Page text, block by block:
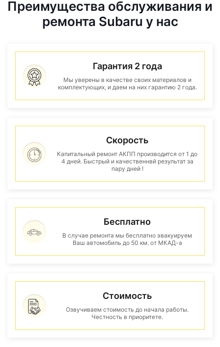
Преимущества обслуживания и
ремонта Subaru у нас
Гарантия 2 года
Мы уверены в качестве своих материалов и
комплектующих, и даем на них гарантию 2 года.
Скорость
Капитальный ремонт АКПП производится от 1 до
4 дней. Быстрый и качественнвй результат за
пару дней !
Бесплатно
В случае ремонта мы бесплатно эвакуируем
Ваш автомобиль до 50 км. от МКАД-а
Стоимость
Озвучиваем стоимость до начала работы.
Честность в приоритете.